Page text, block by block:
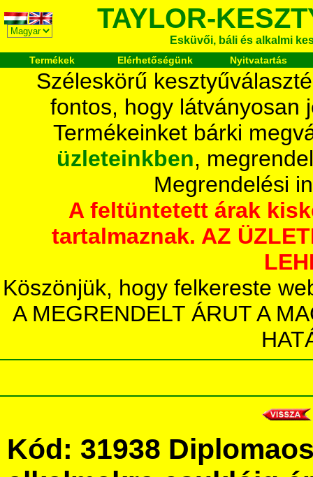
TAYLOR-
Esküvői, báli és alkalmi
Termékek Elérhetőségünk Nyitvatartás
Széleskörű
fontos, hogy látványosan
Termékeinket bárki
üzleteinkben,
Megrendelési
A feltüntetett árak
tartalmaznak. AZ
Köszönjük, hogy felkereste
A MEGRENDELT ÁRUT A
Kód: 31938